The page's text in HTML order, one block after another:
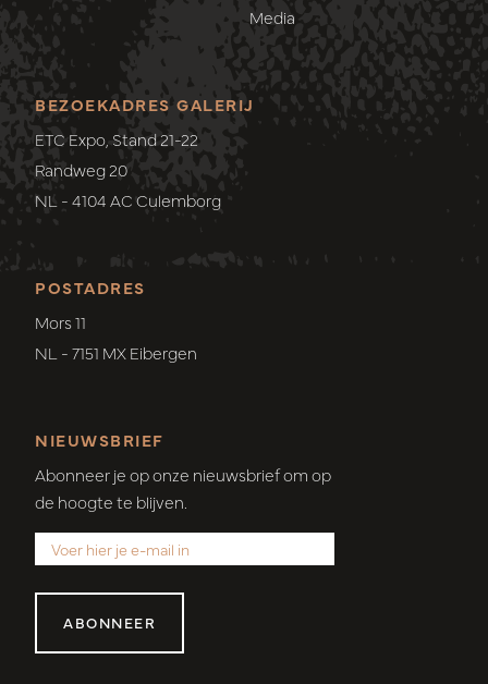
Media
POSTADRES
Mors 11
NL - 7151 MX Eibergen
BEZOEKADRES GALERIJ
ETC Expo, Stand 21-22
Randweg 20
NL - 4104 AC Culemborg
NIEUWSBRIEF
Abonneer je op onze nieuwsbrief om op
de hoogte te blijven.
ABONNEER